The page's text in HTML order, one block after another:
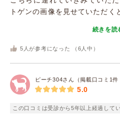
トゲンの画像を見せていただく
続きを読
5 人が参考になった （ 6 人中）
ピーチ304さん（掲載口コミ1件
5.0
この口コミは受診から5年以上経過してい